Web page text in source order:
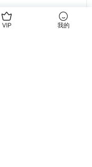
VIP 我的